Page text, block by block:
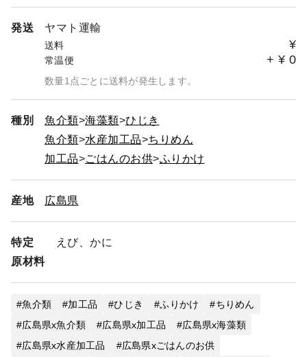
福袋2商品いっしょにもOK
発送 ヤマト運輸
送料 ¥
常温便 + ¥ 0
数量1点ごとに送料が発生します。
種別 魚介類 海藻類 ひじき
魚介類
水産加工品
ちりめん
加工品
ごはんのお供 ふりかけ
産地 広島県
特定
原材料
えび、かに
魚介類 加工品 ひじき ふりかけ
ちりめん
広島県x魚介類
広島県x加工品
広島県x海藻類
広島県x水産加工品
広島県xごはんのお供